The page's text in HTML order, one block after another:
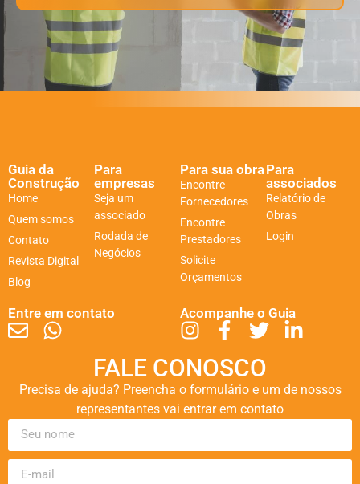
Guia da
Construção
Home
Quem somos
Contato
Revista Digital
Blog
Para
empresas
Seja um
associado
Rodada de
Negócios
Para sua obra
Encontre
Fornecedores
Encontre
Prestadores
Solicite
Orçamentos
Para
associados
Relatório de
Obras
Login
Entre em contato Acompanhe o Guia
FALE CONOSCO
Precisa de ajuda? Preencha o formulário e um de nossos
representantes vai entrar em contato